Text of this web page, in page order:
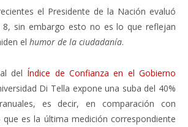
el Presidente de la Nación evaluó
sin embargo esto no es lo que reflejan
el humor de la ciudadanía.
del Índice de Confianza en el Gobierno
Di Tella expone una suba del 40%
es decir, en comparación con
que es la última medición correspondiente